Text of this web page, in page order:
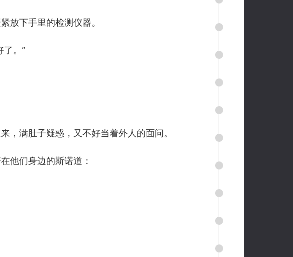
下手里的检测仪器。
。”
满肚子疑惑，又不好当着外人的面问。
他们身边的斯诺道：